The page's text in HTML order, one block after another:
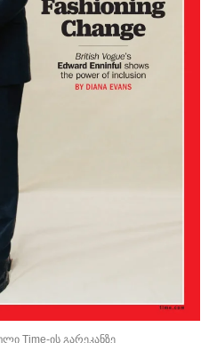
Time-ის გარეკანზე